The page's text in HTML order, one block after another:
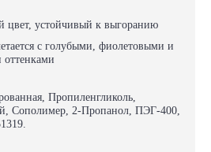
цвет, устойчивый к выгоранию
с голубыми, фиолетовыми и
Пропиленгликоль,
Сополимер, 2-Пропанол, ПЭГ-400,